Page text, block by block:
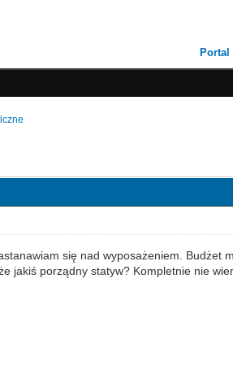
Portal
się nad wyposażeniem. Budżet
jakiś porządny statyw? Kompletnie nie